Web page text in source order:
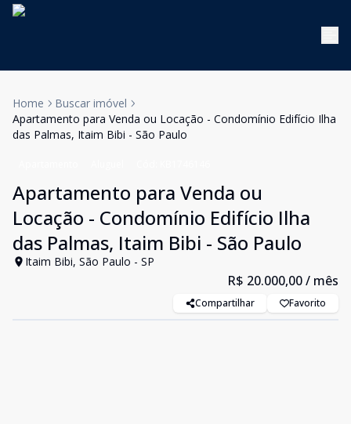
Home
Buscar imóvel
Apartamento para Venda ou Locação - Condomínio Edifício Ilha
das Palmas, Itaim Bibi - São Paulo
Apartamento para Venda ou
Locação - Condomínio Edifício Ilha
das Palmas, Itaim Bibi - São Paulo
Itaim Bibi, São Paulo - SP
R$ 20.000,00/ mês
Compartilhar Favorito